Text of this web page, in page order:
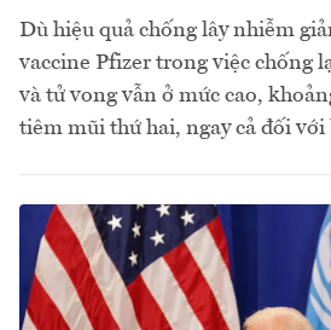
Dù hiệu quả chống lây nhiễm
vaccine Pfizer trong việc chống
và tử vong vẫn ở mức cao,
tiêm mũi thứ hai, ngay cả đối